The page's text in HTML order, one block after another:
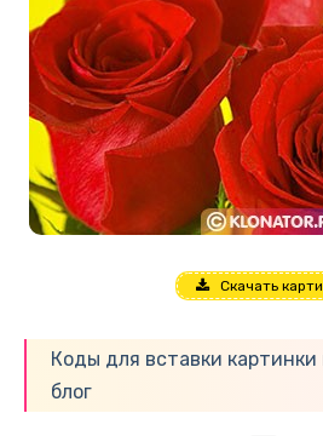
Скачать
Коды для вставки
блог